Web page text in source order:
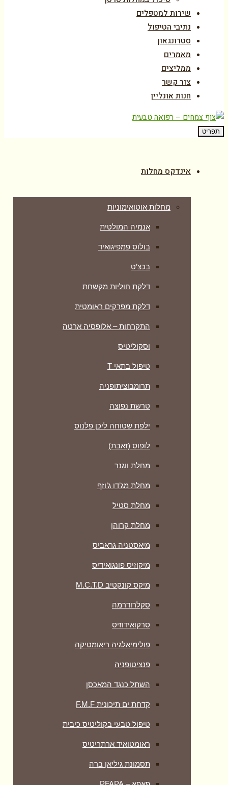
שירות למטפלים
נתיבי הטיפול
סטרונגאון
מאמרים
ממליצים
צור קשר
חנות אונליין
תפריט
אינדקס מחלות
מחלות אוטואימוניות
אנמיה המולטית
בולוס פמפיגואיד
בכצ’ט
דלקת חוליות מקשחת
דלקת מפרקים ראומטית
התקרחות – אלופסיה ארטה
וסקוליטיס
טיפול בתאי T
תרומבוציתופניה
טרשת נפוצה
ילפת שטוחה ליכן פלנוס
לופוס (זאבת)
מחלת ווגנר
מחלת מג’דו ג’וזף
מחלת סטיל
מחלת קרוהן
מיאסטניה גראביס
מיקוזיס פונגואידיס
מיקס קונקטיב M.C.T.D
סקלרודרמה
סרקואידוזיס
פולימיאלגיה ריאומטיקה
‏פנציטופניה
השתל כנגד המאכסן
קדחת ים תיכונית F.M.F
טיפול טבעי בקוליטיס כיבית
ראומטואיד ארתריטיס
תסמונת גיליאן ברה